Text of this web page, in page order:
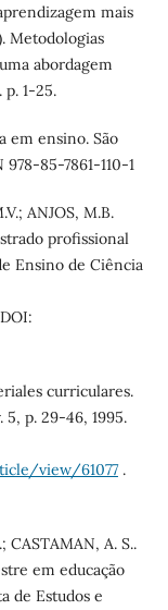
mais
Metodologias
abordagem
1-25.
em ensino. São
85-7861-110-1
ANJOS, M.B.
profissional
Ensino de Ciência
curriculares.
5, p. 29-46, 1995.
view/61077.
CASTAMAN, A. S..
em educação
de Estudos e